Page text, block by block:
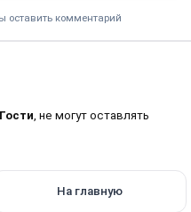
оставить комментарий
Гости , не могут оставлять
На главную